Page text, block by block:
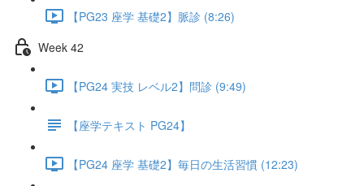
【PG23 座学 基礎2】脈診 (8:26)
Week 42
【PG24 実技 レベル2】問診 (9:49)
【座学テキスト PG24】
【PG24 座学 基礎2】毎日の生活習慣 (12:23)